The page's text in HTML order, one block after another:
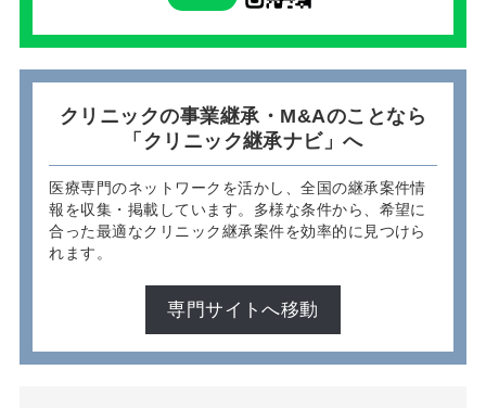
クリニックの事業継承・M&Aのことなら
「クリニック継承ナビ」へ
医療専門のネットワークを活かし、全国の継承案件情
報を収集・掲載しています。多様な条件から、希望に
合った最適なクリニック継承案件を効率的に見つけら
れます。
専門サイトへ移動